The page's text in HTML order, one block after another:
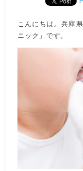
こんにちは。兵庫
ニック」です。